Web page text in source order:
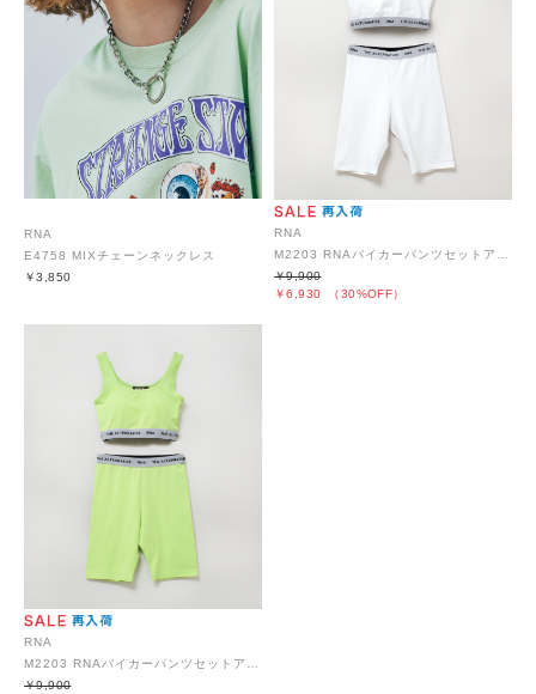
RNA
E4758 MIXチェーンネックレス
￥3,850
RNA
￥6,930 （30%OFF）
￥9,900
RNA
M2203 RNAバイカーパンツセットアップ
￥9,900